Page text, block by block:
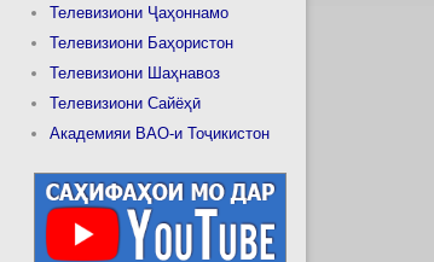
Телевизиони Ҷаҳоннамо
Телевизиони Баҳористон
Телевизиони Шаҳнавоз
Телевизиони Сайёҳӣ
Академияи ВАО-и Тоҷикистон